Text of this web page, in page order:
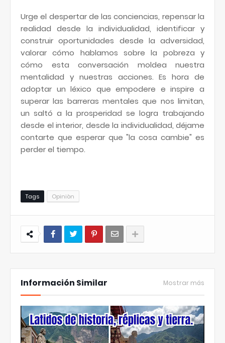
Urge el despertar de las conciencias, repensar la
realidad desde la individualidad, identificar y
construir oportunidades desde la adversidad,
valorar cómo hablamos sobre la pobreza y
cómo esta conversación moldea nuestra
mentalidad y nuestras acciones. Es hora de
adoptar un léxico que empodere e inspire a
superar las barreras mentales que nos limitan,
un saltó a la prosperidad se logra trabajando
desde el interior, desde la individualidad, déjame
contarte que esperar que "la cosa cambie" es
perder el tiempo.
Tags Opiniòn
Información Similar Mostrar más